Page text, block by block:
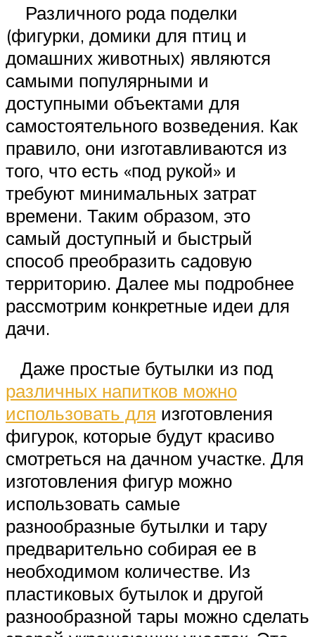
Различного рода поделки
(фигурки, домики для птиц и
домашних животных) являются
самыми популярными и
доступными объектами для
самостоятельного возведения. Как
правило, они изготавливаются из
того, что есть «под рукой» и
требуют минимальных затрат
времени. Таким образом, это
самый доступный и быстрый
способ преобразить садовую
территорию. Далее мы подробнее
рассмотрим конкретные идеи для
дачи.
Даже простые бутылки из под
различных напитков можно
использовать для изготовления
фигурок, которые будут красиво
смотреться на дачном участке. Для
изготовления фигур можно
использовать самые
разнообразные бутылки и тару
предварительно собирая ее в
необходимом количестве. Из
пластиковых бутылок и другой
разнообразной тары можно сделать